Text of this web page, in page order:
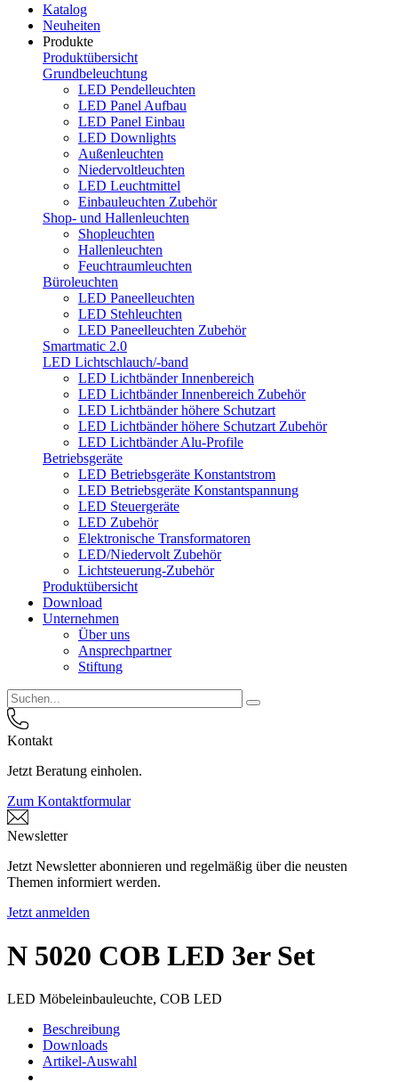
Katalog
Neuheiten
Produkte
Produktübersicht
Grundbeleuchtung
LED Pendelleuchten
LED Panel Aufbau
LED Panel Einbau
LED Downlights
Außenleuchten
Niedervoltleuchten
LED Leuchtmittel
Einbauleuchten Zubehör
Shop- und Hallenleuchten
Shopleuchten
Hallenleuchten
Feuchtraumleuchten
Büroleuchten
LED Paneelleuchten
LED Stehleuchten
LED Paneelleuchten Zubehör
Smartmatic 2.0
LED Lichtschlauch/-band
LED Lichtbänder Innenbereich
LED Lichtbänder Innenbereich Zubehör
LED Lichtbänder höhere Schutzart
LED Lichtbänder höhere Schutzart Zubehör
LED Lichtbänder Alu-Profile
Betriebsgeräte
LED Betriebsgeräte Konstantstrom
LED Betriebsgeräte Konstantspannung
LED Steuergeräte
LED Zubehör
Elektronische Transformatoren
LED/Niedervolt Zubehör
Lichtsteuerung-Zubehör
Produktübersicht
Download
Unternehmen
Über uns
Ansprechpartner
Stiftung
Kontakt
Jetzt Beratung einholen.
Zum Kontaktformular
Newsletter
Jetzt Newsletter abonnieren und regelmäßig über die neusten
Themen informiert werden.
Jetzt anmelden
N 5020 COB LED 3er Set
LED Möbeleinbauleuchte, COB LED
Beschreibung
Downloads
Artikel-Auswahl